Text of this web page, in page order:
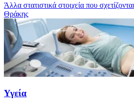
Άλλα στατιστικά στοιχεία που
Θράκης
Υγεία